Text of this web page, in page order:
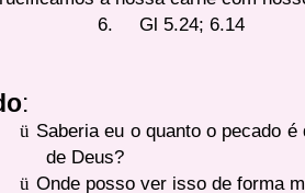
6.
Gl 5.24; 6.14
:
ü Saberia eu o quanto o pecado
de Deus?
ü Onde posso ver isso de forma